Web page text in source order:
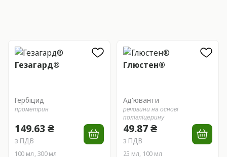
Гезагард®
Гербіцид
прометрин
149.63 ₴
з ПДВ
100 мл, 300 мл
Глюстен®
Ад'юванти
речовини на основі
полігліцерину
49.87 ₴
з ПДВ
25 мл, 100 мл